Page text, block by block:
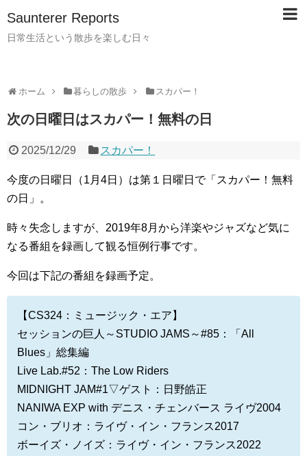
Saunterer Reports
日常生活という散歩を楽しむ日々
ホーム 暮らしの散歩 スカパー！
次の日曜日はスカパー！無料の日
2025/12/29 スカパー！
今度の日曜日（1月4日）は第１日曜日で「スカパー！無料
の日」。
時々失念しますが、2019年8月から洋楽やジャズなど気に
なる番組を録画して観る恒例行事です。
今回は下記の番組を録画予定。
【CS324：ミュージック・エア】
セッションの巨人～STUDIO JAMS～#85：「All
Blues」総集編
Live Lab.#52：The Low Riders
MIDNIGHT JAM#1▽ゲスト：日野皓正
NANIWA EXP with デニス・チェンバース ライヴ2004
コン・ブリオ：ライヴ・イン・フランス2017
ボーイズ・ノイズ：ライヴ・イン・フランス2022